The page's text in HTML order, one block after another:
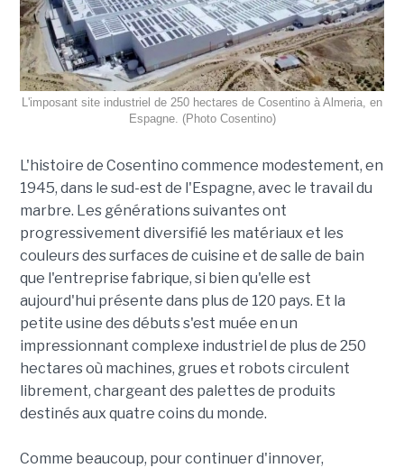
L'imposant site industriel de 250 hectares de Cosentino à Almeria, en
Espagne. (Photo Cosentino)
L'histoire de Cosentino commence modestement, en
1945, dans le sud-est de l'Espagne, avec le travail du
marbre. Les générations suivantes ont
progressivement diversifié les matériaux et les
couleurs des surfaces de cuisine et de salle de bain
que l'entreprise fabrique, si bien qu'elle est
aujourd'hui présente dans plus de 120 pays. Et la
petite usine des débuts s'est muée en un
impressionnant complexe industriel de plus de 250
hectares où machines, grues et robots circulent
librement, chargeant des palettes de produits
destinés aux quatre coins du monde.
Comme beaucoup, pour continuer d'innover,